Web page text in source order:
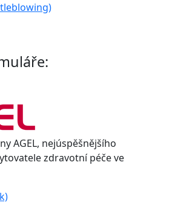
AGEL, nejúspěšnějšího
zdravotní péče ve